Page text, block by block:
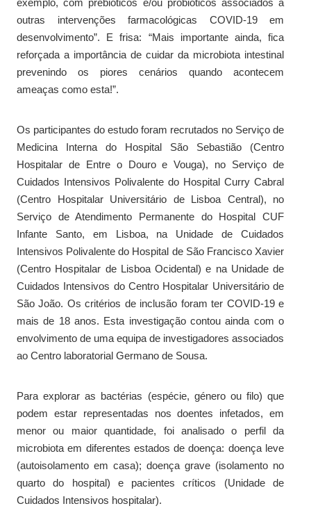
outras intervenções farmacológicas COVID-19 em
desenvolvimento”. E frisa: “Mais importante ainda, fica
reforçada a importância de cuidar da microbiota intestinal
prevenindo os piores cenários quando acontecem
ameaças como esta!”.
Os participantes do estudo foram recrutados no Serviço de
Medicina Interna do Hospital São Sebastião (Centro
Hospitalar de Entre o Douro e Vouga), no Serviço de
Cuidados Intensivos Polivalente do Hospital Curry Cabral
(Centro Hospitalar Universitário de Lisboa Central), no
Serviço de Atendimento Permanente do Hospital CUF
Infante Santo, em Lisboa, na Unidade de Cuidados
Intensivos Polivalente do Hospital de São Francisco Xavier
(Centro Hospitalar de Lisboa Ocidental) e na Unidade de
Cuidados Intensivos do Centro Hospitalar Universitário de
São João. Os critérios de inclusão foram ter COVID-19 e
mais de 18 anos. Esta investigação contou ainda com o
envolvimento de uma equipa de investigadores associados
ao Centro laboratorial Germano de Sousa.
Para explorar as bactérias (espécie, género ou filo) que
podem estar representadas nos doentes infetados, em
menor ou maior quantidade, foi analisado o perfil da
microbiota em diferentes estados de doença: doença leve
(autoisolamento em casa); doença grave (isolamento no
quarto do hospital) e pacientes críticos (Unidade de
Cuidados Intensivos hospitalar).